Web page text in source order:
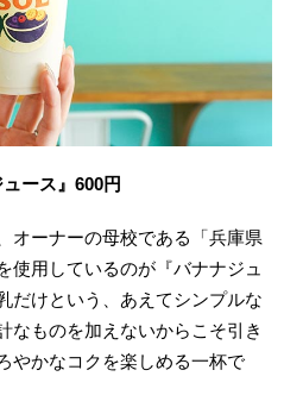
ュース』600円
オーナーの母校である「兵庫県
使用しているのが『バナナジュ
だけという、あえてシンプルな
なものを加えないからこそ引き
やかなコクを楽しめる一杯で